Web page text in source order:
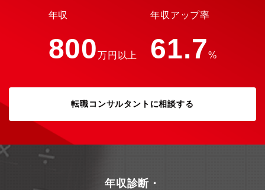
年収
800万円以上
年収アップ率
61.7%
転職コンサルタントに相談する
年収診断・